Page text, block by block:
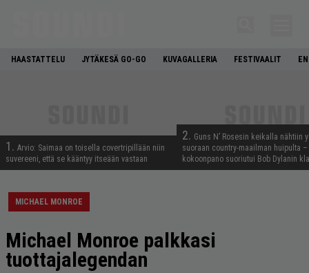
HAASTATTELU JYTÄKESÄ GO-GO KUVAGALLERIA FESTIVAALIT
1. Arvio: Saimaa on toisella covertripillään niin
suvereeni, että se kääntyy itseään vastaan
2. Guns N’ Rosesin keikalla nähtiin
suoraan country-maailman huipulta
kokoonpano suoriutui Bob Dylanin
MICHAEL MONROE
Michael Monroe palkkasi
tuottajalegendan